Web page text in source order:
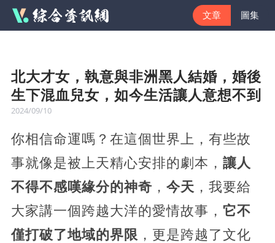
文章 圖集
北大才女，執意與非洲黑人結婚，婚後
生下混血兒女，如今生活讓人意想不到
2024/09/10
你相信命運嗎？在這個世界上，有些故
事就像是被上天精心安排的劇本， 讓人
不得不感嘆緣分的神奇 ， 今天 ，我要給
大家講一個跨越大洋的愛情故事， 它不
僅打破了地域的界限 ，更是跨越了文化